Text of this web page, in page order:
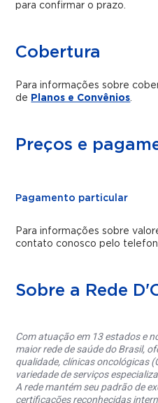
para confirmar o prazo.
Cobertura
Para informações sobre
de Planos e Convênios.
Preços e
Pagamento particular
Para informações sobre
contato conosco pelo
Sobre a Rede
Com atuação em 13 estados e
maior rede de saúde do Brasil,
qualidade, clínicas oncológicas
variedade de serviços
A rede mantém seu padrão de
certificações reconhecidas